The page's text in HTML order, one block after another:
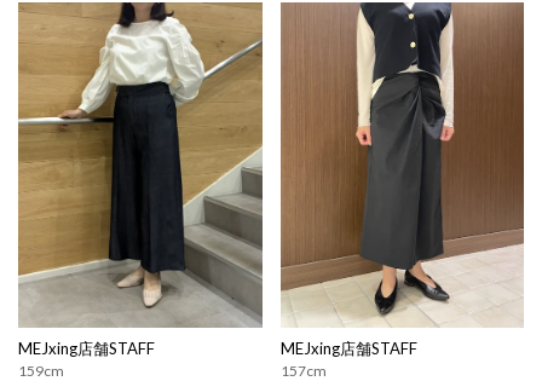
MEJxing店舗STAFF
159cm
MEJxing店舗STAFF
157cm